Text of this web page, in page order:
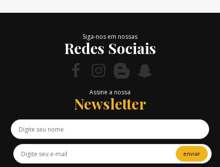
Siga-nos em nossas
Redes Sociais
Assine a nossa
Newsletter
enviar